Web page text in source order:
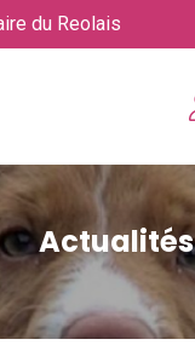
du Reolais
Actualités